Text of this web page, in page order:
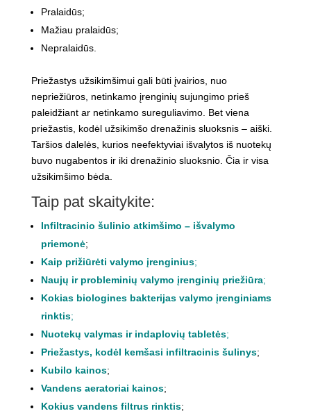
Pralaidūs;
Mažiau pralaidūs;
Nepralaidūs.
Priežastys užsikimšimui gali būti įvairios, nuo
nepriežiūros, netinkamo įrenginių sujungimo prieš
paleidžiant ar netinkamo sureguliavimo. Bet viena
priežastis, kodėl užsikimšo drenažinis sluoksnis – aiški.
Taršios dalelės, kurios neefektyviai išvalytos iš nuotekų
buvo nugabentos ir iki drenažinio sluoksnio. Čia ir visa
užsikimšimo bėda.
Taip pat skaitykite:
Infiltracinio šulinio atkimšimo – išvalymo
priemonė;
Kaip prižiūrėti valymo įrenginius;
Naujų ir probleminių valymo įrenginių priežiūra;
Kokias biologines bakterijas valymo įrenginiams
rinktis;
Nuotekų valymas ir indaplovių tabletės;
Priežastys, kodėl kemšasi infiltracinis šulinys;
Kubilo kainos;
Vandens aeratoriai kainos;
Kokius vandens filtrus rinktis;